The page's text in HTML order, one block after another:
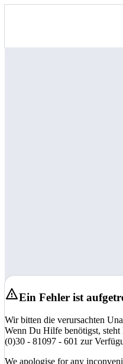
Ein Fehler ist
Wir bitten die verursachten
Wenn Du Hilfe benötigst,
(0)30 - 81097 - 601 zur
We apologise for any